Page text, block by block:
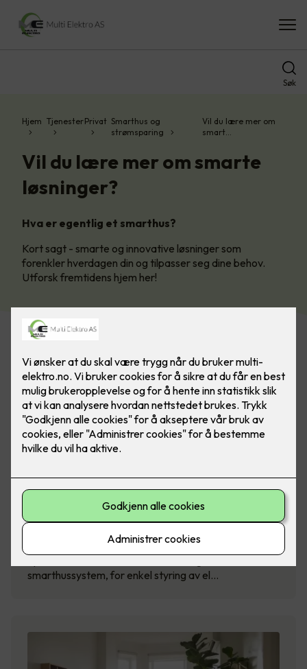
Søk
Hjem TjenesterPrivat Smarthus og
strømsparing
Vil du lære mer om
smart…
Vil du lære mer om smarte
løsninger?
Hva er egentlig et smarthus?
Kort sagt - smarte og innovative løsninger som
forenkler hverdagen din og tilpasser seg dine behov.
Utforsk fremtidens hjem her!
SG Smart - intelligent styring av
smarthussystem, for enkel styring av el…